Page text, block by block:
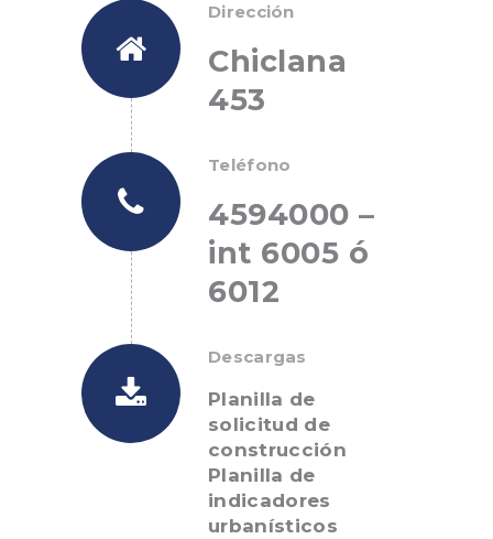
Dirección
Chiclana
453
Teléfono
4594000 –
int 6005 ó
6012
Descargas
Planilla de
solicitud de
construcción
Planilla de
indicadores
urbanísticos